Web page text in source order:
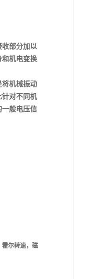
收部分加以
和机电变换
将机械振动
针对不同机
一般电压信
霍尔转速，磁